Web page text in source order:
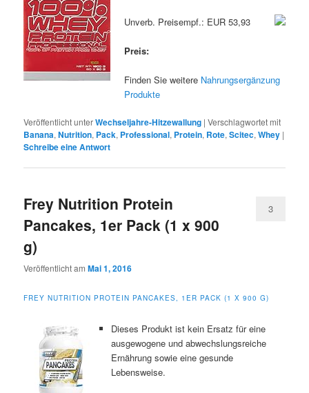
Unverb. Preisempf.: EUR 53,93
Preis:
Finden Sie weitere Nahrungsergänzung
Produkte
Veröffentlicht unterWechseljahre-Hitzewallung |Verschlagwortet mit
Banana,Nutrition, Pack, Professional, Protein, Rote,Scitec,Whey |
Schreibe eine Antwort
Frey Nutrition Protein
Pancakes, 1er Pack (1 x 900
g)
Veröffentlicht amMai 1, 2016
3
FREY NUTRITION PROTEIN PANCAKES, 1ER PACK (1 X 900 G)
Dieses Produkt ist kein Ersatz für eine
ausgewogene und abwechslungsreiche
Ernährung sowie eine gesunde
Lebensweise.